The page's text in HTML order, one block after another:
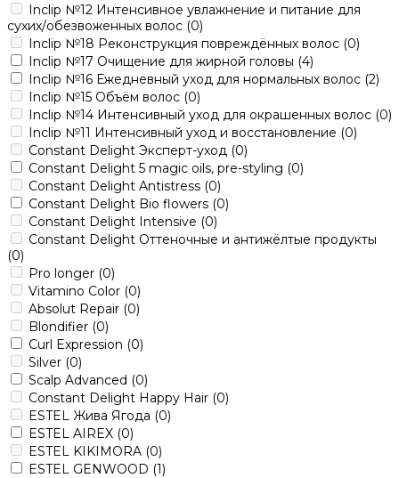
Inclip №12 Интенсивное увлажнение и питание для
сухих/обезвоженных волос (0)
Inclip №18 Реконструкция повреждённых волос (0)
Inclip №17 Очищение для жирной головы (4)
Inclip №16 Ежедневный уход для нормальных волос (2)
Inclip №15 Объём волос (0)
Inclip №14 Интенсивный уход для окрашенных волос (0)
Inclip №11 Интенсивный уход и восстановление (0)
Constant Delight Эксперт-уход (0)
Constant Delight 5 magic oils, pre-styling (0)
Constant Delight Antistress (0)
Constant Delight Bio flowers (0)
Constant Delight Intensive (0)
Constant Delight Оттеночные и антижёлтые продукты
(0)
Pro longer (0)
Vitamino Color (0)
Absolut Repair (0)
Blondifier (0)
Curl Expression (0)
Silver (0)
Scalp Advanced (0)
Constant Delight Happy Hair (0)
ESTEL Жива Ягода (0)
ESTEL AIREX (0)
ESTEL KIKIMORA (0)
ESTEL GENWOOD (1)